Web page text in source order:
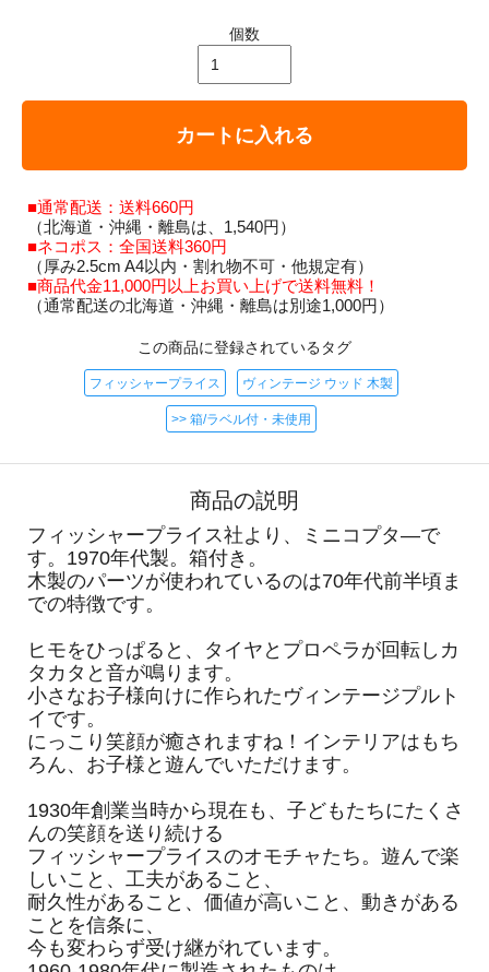
個数
カートに入れる
■通常配送：送料660円
（北海道・沖縄・離島は、1,540円）
■ネコポス：全国送料360円
（厚み2.5cm A4以内・割れ物不可・他規定有）
■商品代金11,000円以上お買い上げで送料無料！
（通常配送の北海道・沖縄・離島は別途1,000円）
この商品に登録されているタグ
フィッシャープライス ヴィンテージ ウッド 木製
>> 箱/ラベル付・未使用
商品の説明
フィッシャープライス社より、ミニコプタ―で
す。1970年代製。箱付き。
木製のパーツが使われているのは70年代前半頃ま
での特徴です。
ヒモをひっぱると、タイヤとプロペラが回転しカ
タカタと音が鳴ります。
小さなお子様向けに作られたヴィンテージプルト
イです。
にっこり笑顔が癒されますね！インテリアはもち
ろん、お子様と遊んでいただけます。
1930年創業当時から現在も、子どもたちにたくさ
んの笑顔を送り続ける
フィッシャープライスのオモチャたち。遊んで楽
しいこと、工夫があること、
耐久性があること、価値が高いこと、動きがある
ことを信条に、
今も変わらず受け継がれています。